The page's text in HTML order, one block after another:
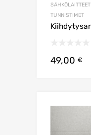
TUNNISTIMET
49,00 €